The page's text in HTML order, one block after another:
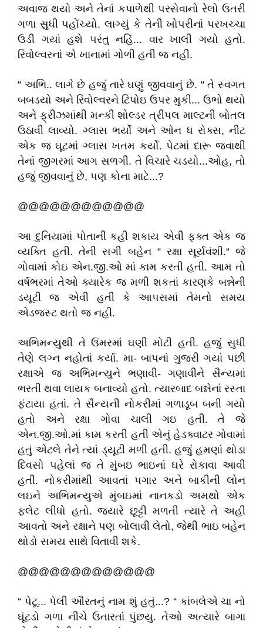
અવાજ થયો અને તેનાં કપાળેથી પરસેવાનો રેલો ઉતરી
ગળા સુધી પહોંચ્યો. લાગ્યું કે તેની ખોપરીનાં પરખચ્ચા
ઉડી ગયાં હશે પરંતુ નહિં... વાર ખાલી ગયો હતો.
રિવોલ્વરનાં એ ખાનામાં ગોળી હતી જ નહી.
“ અભિ.. લાગે છે હજું તારે ઘણું જીવવાનું છે. “ તે સ્વગત
બબડયો અને રિવોલ્વરને ટિપોઇ ઉપર મુકી... ઉભો થયો
અને ફ્રીઝમાંથી મન્કી શોલ્ડર ત્રીપલ માલ્ટની બોતલ
ઉઠાવી લાવ્યો. ગ્લાસ ભર્યો અને ઓન ધ રોક્સ, નીટ
એક જ ઘૂટમાં ગ્લાસ ખતમ કર્યો. પેટમાં દારૂ જવાથી
તેનાં જીગરમાં આગ સળગી. તે વિચારે ચડયો...ઓહ, તો
હજું જીવવાનું છે, પણ કોના માટે...?
@@@@@@@@@@@@
આ દુનિયામાં પોતાની કહી શકાય એવી ફક્ત એક જ
વ્યક્તિ હતી. તેની સગી બહેન “ રક્ષા સૂર્યવંશી.“ જે
ગોવામાં કોઇ એન.જી.ઓ માં કામ કરતી હતી. આમ તો
વર્ષભરમાં તેઓ ક્યારેક જ મળી શકતાં કારણકે બન્નેની
ડયૂટી જ એવી હતી કે આપસમાં તેમનો સમય
એડજસ્ટ થતો જ નહી.
અભિમન્યુથી તે ઉંમરમાં ઘણી મોટી હતી. હજું સુધી
તેણે લગ્ન નહોતાં કર્યા. મા- બાપનાં ગુજરી ગયાં પછી
રક્ષાએ જ અભિમન્યુને ભણાવી- ગણાવીને સૈન્યમાં
ભરતી થવા લાયક બનાવ્યો હતો. ત્યારબાદ બન્નેનાં રસ્તા
ફંટાયા હતાં. તે સૈન્યની નોકરીમાં ગળાડૂબ બની ગયો
હતો અને રક્ષા ગોવા ચાલી ગઇ હતી. તે જે
એન.જી.ઓ.માં કામ કરતી હતી એનું હેડક્વાટર ગોવામાં
હતું એટલે તેને ત્યાં ડ્યૂટી મળી હતી. હજું હમણાં થોડા
દિવસો પહેલાં જ તે મુંબઇ ભાઇનાં ઘરે રોકાવા આવી
હતી. નોકરીમાંથી આવતાં પગાર અને બાકીની લોન
લઇને અભિમન્યુએ મુંબઇમાં નાનકડો અમથો એક
ફ્લેટ લીધો હતો. જ્યારે છૂટ્ટી મળતી ત્યારે તે અહી
આવતો અને રક્ષાને પણ બોલાવી લેતો, જેથી ભાઇ બહેન
થોડો સમય સાથે વિતાવી શકે.
@@@@@@@@@@@@@
“ પેટૂ... પેલી ઔરતનું નામ શું હતું...? “ કાંબલેએ ચા નો
ઘૂંટડો ગળા નીચે ઉતારતાં પુંછયુ. તેઓ અત્યારે બાગા